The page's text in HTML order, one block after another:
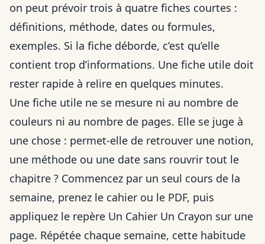
on peut prévoir trois à quatre fiches courtes :
définitions, méthode, dates ou formules,
exemples. Si la fiche déborde, c’est qu’elle
contient trop d’informations. Une fiche utile doit
rester rapide à relire en quelques minutes.
Une fiche utile ne se mesure ni au nombre de
couleurs ni au nombre de pages. Elle se juge à
une chose : permet-elle de retrouver une notion,
une méthode ou une date sans rouvrir tout le
chapitre ? Commencez par un seul cours de la
semaine, prenez le cahier ou le PDF, puis
appliquez le repère Un Cahier Un Crayon sur une
page. Répétée chaque semaine, cette habitude